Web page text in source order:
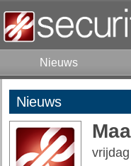
Nieuws
Nieuws